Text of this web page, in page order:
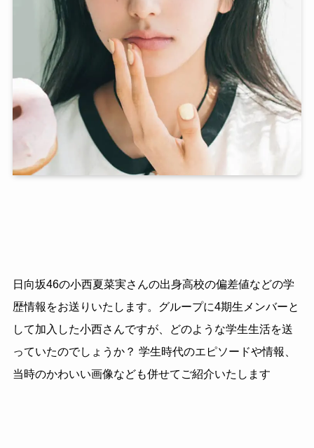
日向坂46の小西夏菜実さんの出身高校の偏差値などの学
歴情報をお送りいたします。グループに4期生メンバーと
して加入した小西さんですが、どのような学生生活を送
っていたのでしょうか？ 学生時代のエピソードや情報、
当時のかわいい画像なども併せてご紹介いたします